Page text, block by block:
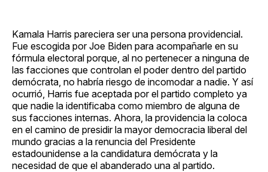
Kamala Harris pareciera ser una persona providencial.
Fue escogida por Joe Biden para acompañarle en su
fórmula electoral porque, al no pertenecer a ninguna de
las facciones que controlan el poder dentro del partido
demócrata, no habría riesgo de incomodar a nadie. Y así
ocurrió, Harris fue aceptada por el partido completo ya
que nadie la identificaba como miembro de alguna de
sus facciones internas. Ahora, la providencia la coloca
en el camino de presidir la mayor democracia liberal del
mundo gracias a la renuncia del Presidente
estadounidense a la candidatura demócrata y la
necesidad de que el abanderado una al partido.